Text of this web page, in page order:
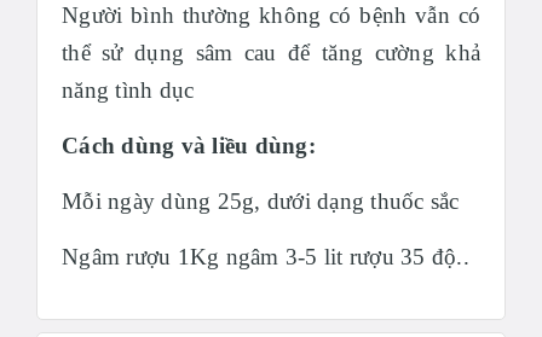
Người bình thường không có bệnh vẫn có
thể sử dụng sâm cau để tăng cường khả
năng tình dục
Cách dùng và liều dùng:
Mỗi ngày dùng 25g, dưới dạng thuốc sắc
Ngâm rượu 1Kg ngâm 3-5 lit rượu 35 độ..